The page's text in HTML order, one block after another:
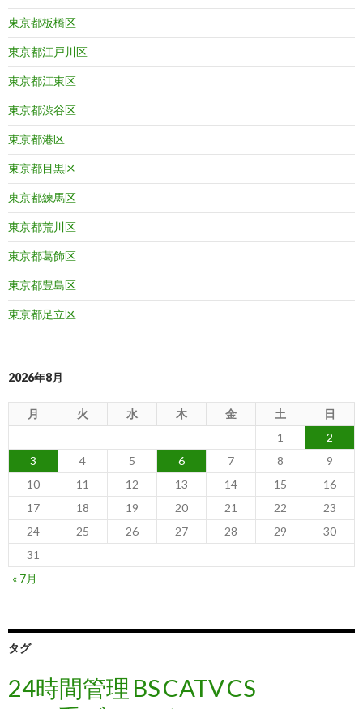
東京都板橋区
東京都江戸川区
東京都江東区
東京都渋谷区
東京都港区
東京都目黒区
東京都練馬区
東京都荒川区
東京都葛飾区
東京都豊島区
東京都足立区
2026年8月
月 火 水 木 金 土
日
1
2
3
4 5 6 7 8
9
10
11 12 13 14 15
16
17
18 19 20 21 22
23
24
25 26 27 28 29
30
31
« 7月
タグ
24時間管理 BSCATVCS